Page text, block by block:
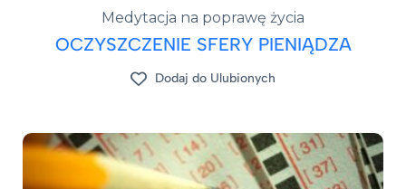
Medytacja na poprawę życia
OCZYSZCZENIE SFERY PIENIĄDZA
Dodaj do Ulubionych